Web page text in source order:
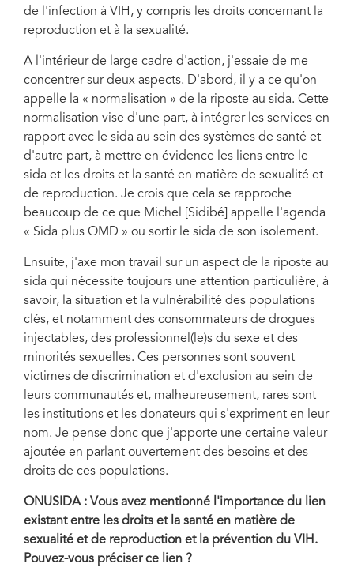
de l'infection à VIH, y compris les droits concernant la
reproduction et à la sexualité.
A l'intérieur de large cadre d'action, j'essaie de me
concentrer sur deux aspects. D'abord, il y a ce qu'on
appelle la « normalisation » de la riposte au sida. Cette
normalisation vise d'une part, à intégrer les services en
rapport avec le sida au sein des systèmes de santé et
d'autre part, à mettre en évidence les liens entre le
sida et les droits et la santé en matière de sexualité et
de reproduction. Je crois que cela se rapproche
beaucoup de ce que Michel [Sidibé] appelle l'agenda
« Sida plus OMD » ou sortir le sida de son isolement.
Ensuite, j'axe mon travail sur un aspect de la riposte au
sida qui nécessite toujours une attention particulière, à
savoir, la situation et la vulnérabilité des populations
clés, et notamment des consommateurs de drogues
injectables, des professionnel(le)s du sexe et des
minorités sexuelles. Ces personnes sont souvent
victimes de discrimination et d'exclusion au sein de
leurs communautés et, malheureusement, rares sont
les institutions et les donateurs qui s'expriment en leur
nom. Je pense donc que j'apporte une certaine valeur
ajoutée en parlant ouvertement des besoins et des
droits de ces populations.
ONUSIDA : Vous avez mentionné l'importance du lien
existant entre les droits et la santé en matière de
sexualité et de reproduction et la prévention du VIH.
Pouvez-vous préciser ce lien ?